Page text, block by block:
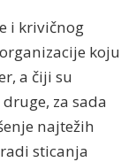
i krivičnog
koju
a čiji su
za sada
najtežih
sticanja